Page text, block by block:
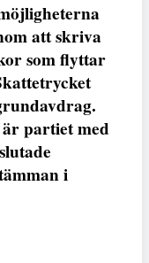
att skriva
som flyttar
partiet med
i